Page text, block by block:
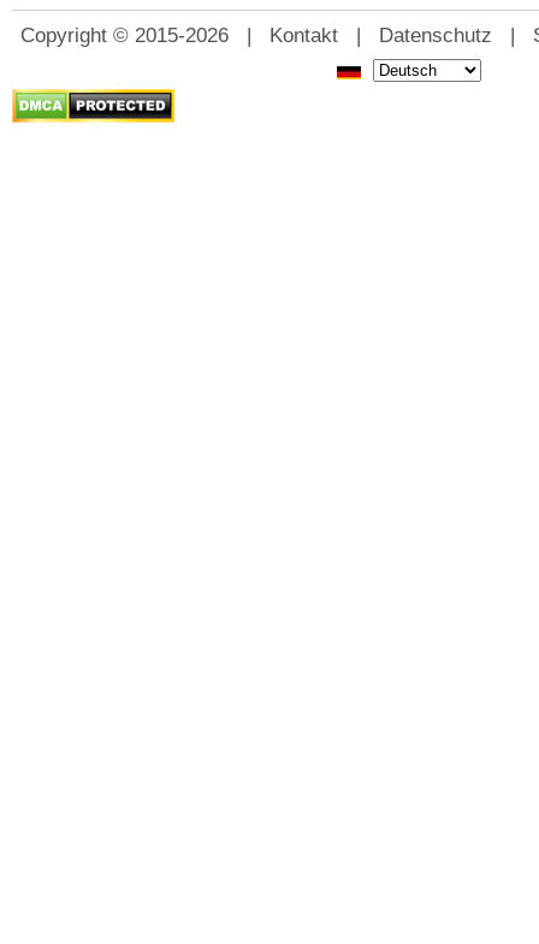
Copyright © 2015-2026 | Kontakt | Datenschutz |